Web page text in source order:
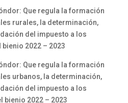
Que regula la formación
rurales, la determinación,
del impuesto a los
2022 – 2023
Que regula la formación
urbanos, la determinación,
del impuesto a los
bienio 2022 – 2023